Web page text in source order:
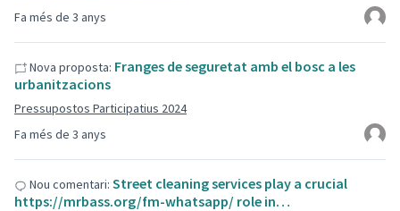
Fa més de 3 anys
Fa més de 3 anys
Nova proposta: Franges de seguretat amb el bosc a les
urbanitzacions
Pressupostos Participatius 2024
Nou comentari: Street cleaning services play a crucial
https://mrbass.org/fm-whatsapp/ role in…